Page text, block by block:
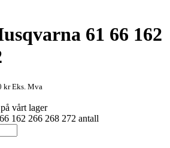
61 66 162
krEks. Mva
vårt lager
162 266 268 272 antall